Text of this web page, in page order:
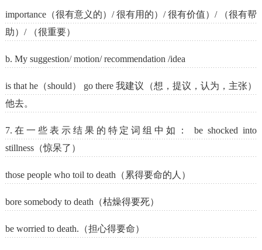
importance（很有意义的）/ 很有用的）/ 很有价值）/ （很有帮
助）/ （很重要）
b. My suggestion/ motion/ recommendation /idea
is that he（should） go there 我建议（想，提议，认为，主张）
他去。
7.在一些表示结果的特定词组中如： be shocked into
stillness（惊呆了）
those people who toil to death（累得要命的人）
bore somebody to death（枯燥得要死）
be worried to death.（担心得要命）